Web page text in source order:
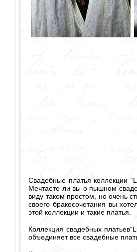
Свадебные платья коллекции
Мечтаете ли вы о пышном
виду таком простом, но очень
своего бракосочетания вы
этой коллекции и такие платья.
Коллекция свадебных
объединяет все свадебные